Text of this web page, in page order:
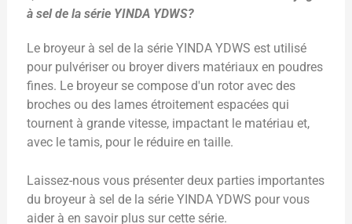
à sel de la série YINDA YDWS?
Le broyeur à sel de la série YINDA YDWS est utilisé
pour pulvériser ou broyer divers matériaux en poudres
fines. Le broyeur se compose d'un rotor avec des
broches ou des lames étroitement espacées qui
tournent à grande vitesse, impactant le matériau et,
avec le tamis, pour le réduire en taille.
Laissez-nous vous présenter deux parties importantes
du broyeur à sel de la série YINDA YDWS pour vous
aider à en savoir plus sur cette série.